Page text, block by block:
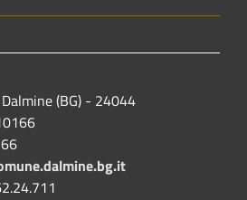
(BG) - 24044